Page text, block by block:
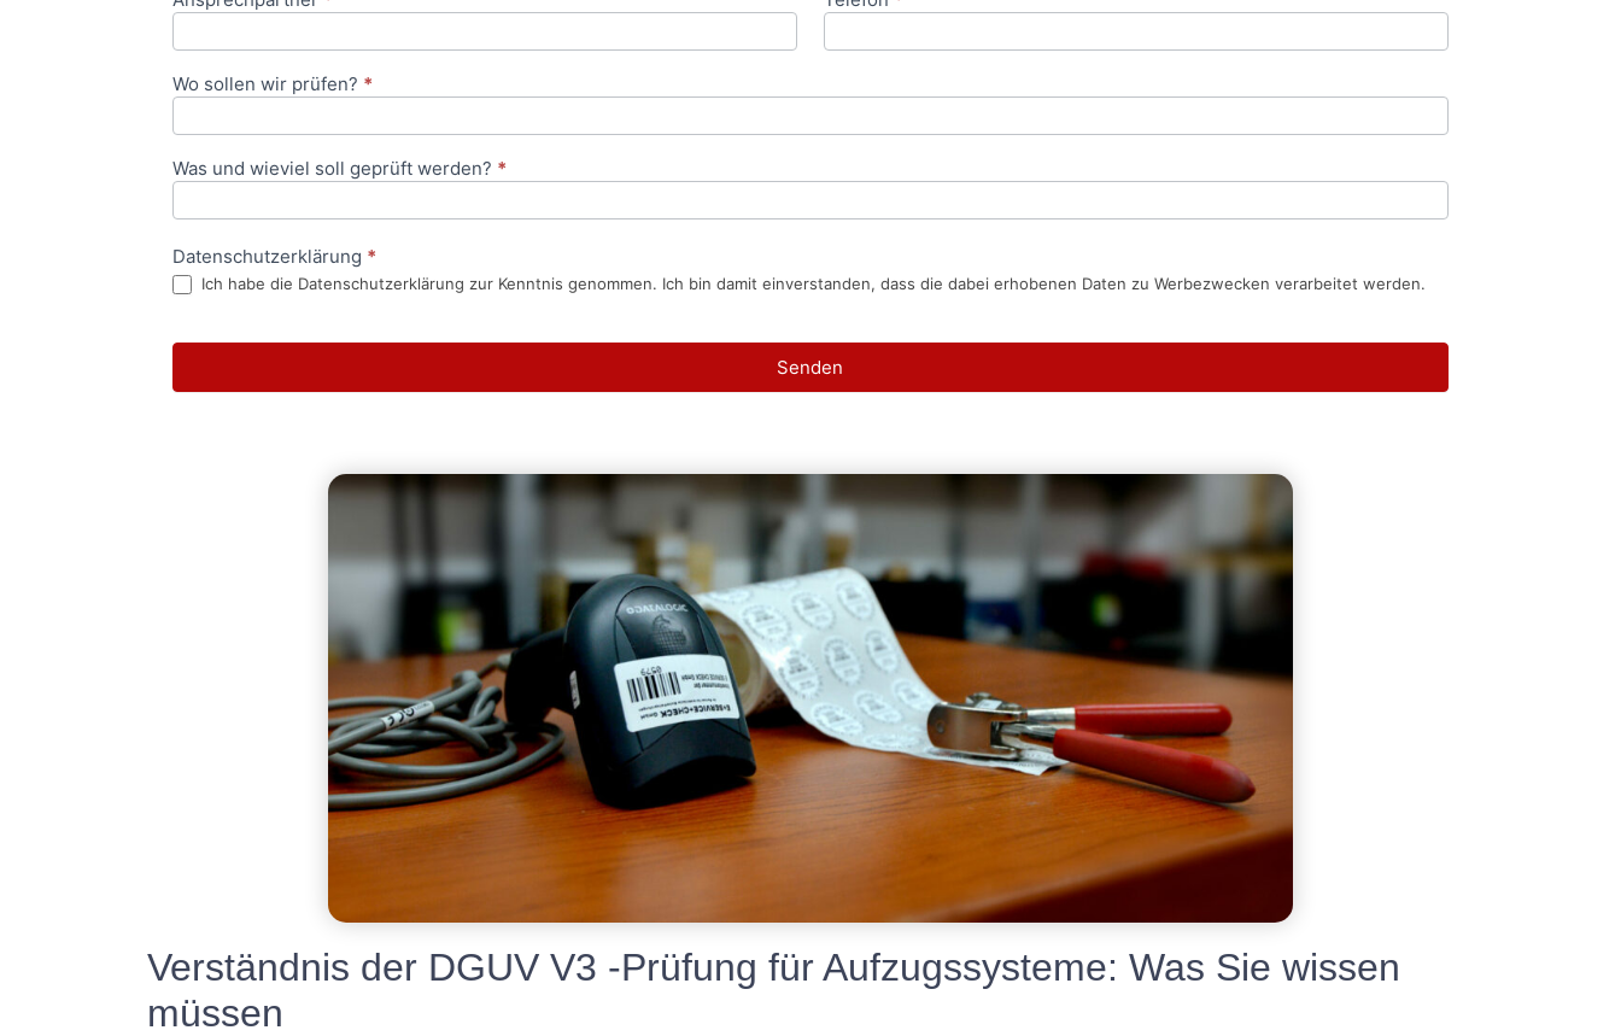
Wo sollen wir prüfen? *
Was und wieviel soll geprüft werden? *
Datenschutzerklärung *
Ich habe die Datenschutzerklärung zur Kenntnis genommen. Ich bin damit einverstanden, dass die dabei erhobenen Daten zu Werbezwecken verarbeitet werden.
Senden
Verständnis der DGUV V3 -Prüfung für Aufzugssysteme: Was Sie wissen
müssen